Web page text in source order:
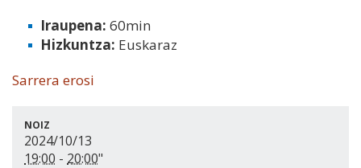
Iraupena: 60min
Hizkuntza: Euskaraz
Sarrera erosi
NOIZ
2024/10/13
19:00 - 20:00"